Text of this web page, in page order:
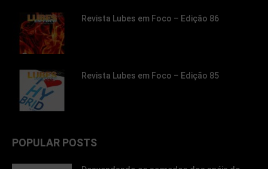
Revista Lubes em Foco – Edição 86
Revista Lubes em Foco – Edição 85
POPULAR POSTS